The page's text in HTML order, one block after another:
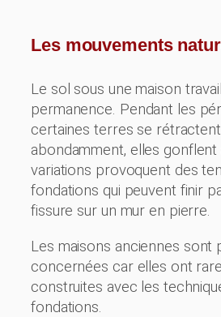
Les mouvements
Le sol sous une maison
permanence. Pendant les
certaines terres se
abondamment, elles gonflent
variations provoquent des
fondations qui peuvent finir
fissure sur un mur en pierre.
Les maisons anciennes sont
concernées car elles ont
construites avec les
fondations.